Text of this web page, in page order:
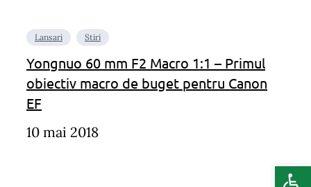
Lansari Stiri
Yongnuo 60 mm F2 Macro 1:1 – Primul
obiectiv macro de buget pentru Canon
EF
10 mai 2018